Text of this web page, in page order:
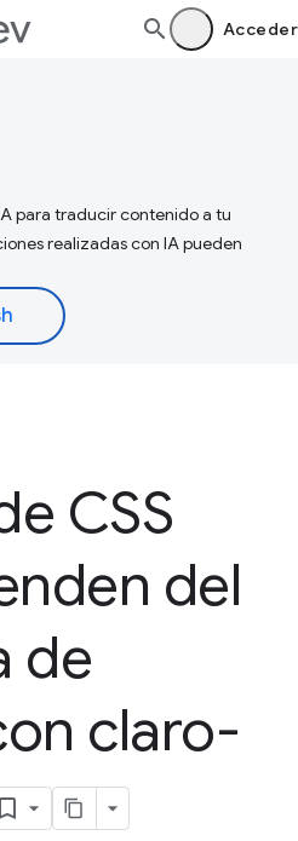
Acceder
para traducir contenido a tu
realizadas con IA pueden
CSS
del
de
claro-